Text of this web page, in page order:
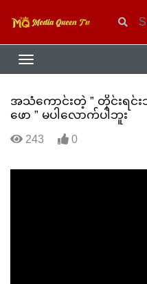
အသံကောင်းတဲ့ ” တိုင်းရင်း
ဖော ” မပါလောက်ပါဘူး
243 0